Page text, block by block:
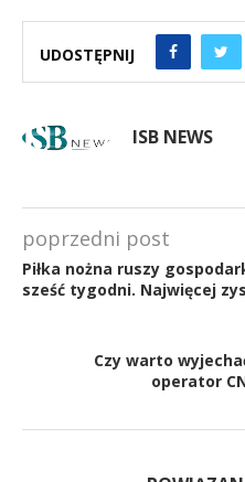
UDOSTĘPNIJ
ISB NEWS
poprzedni post
Piłka nożna ruszy
sześć tygodni. Najwięcej
Czy warto
operator